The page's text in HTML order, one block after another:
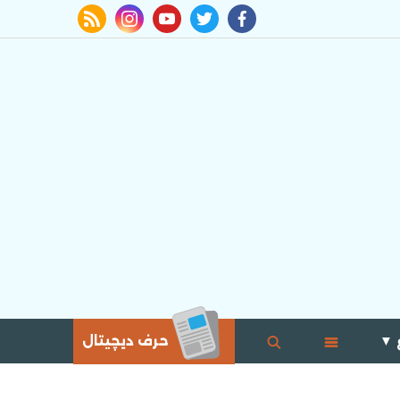
facebook
twitter
youtube
instagram
rss feed
▼ حرف ديچيتال